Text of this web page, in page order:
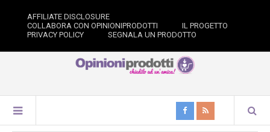
AFFILIATE DISCLOSURE
COLLABORA CON OPINIONIPRODOTTI
IL PROGETTO
PRIVACY POLICY
SEGNALA UN PRODOTTO